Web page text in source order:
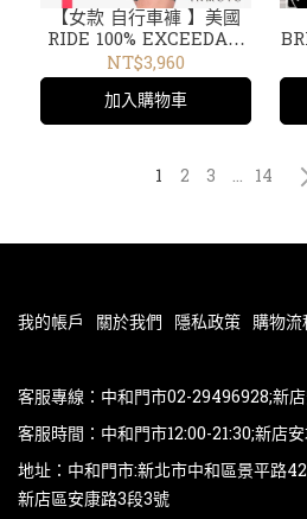
【女款 自行車褲 】美國
RIDE 100% EXCEEDA萊
卡公路車褲 碎石車 自行車
褲 短褲 吊帶車褲 40054-
00000黑
NT$3,960
加入購物車
1 2 3 ... 14
我的帳戶 關於我們 隱私政策 購物
客服專線：中和門市02-29496928;新
客服時間：中和門市12:00-21:30;新店
地址：中和門市:新北市中和區景平路
新店區安康路3段3號